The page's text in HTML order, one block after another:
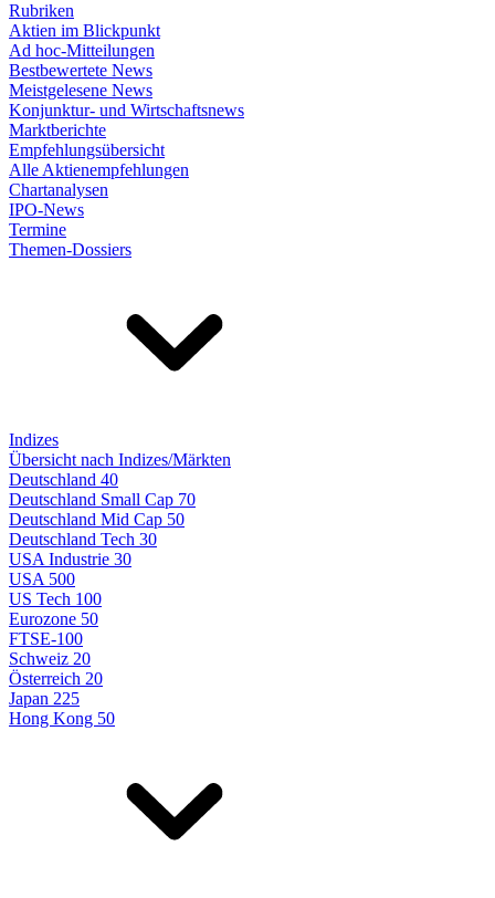
Rubriken
Aktien im Blickpunkt
Ad hoc-Mitteilungen
Bestbewertete News
Meistgelesene News
Konjunktur- und Wirtschaftsnews
Marktberichte
Empfehlungsübersicht
Alle Aktienempfehlungen
Chartanalysen
IPO-News
Termine
Themen-Dossiers
Indizes
Übersicht nach Indizes/Märkten
Deutschland 40
Deutschland Small Cap 70
Deutschland Mid Cap 50
Deutschland Tech 30
USA Industrie 30
USA 500
US Tech 100
Eurozone 50
FTSE-100
Schweiz 20
Österreich 20
Japan 225
Hong Kong 50